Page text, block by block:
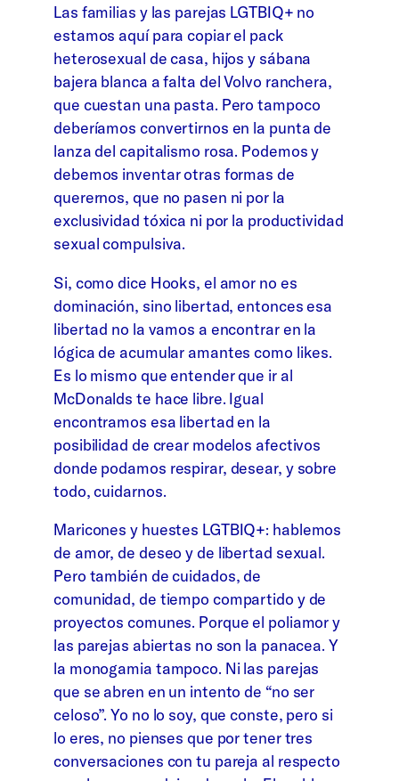
Las familias y las parejas LGTBIQ+ no
estamos aquí para copiar el pack
heterosexual de casa, hijos y sábana
bajera blanca a falta del Volvo ranchera,
que cuestan una pasta. Pero tampoco
deberíamos convertirnos en la punta de
lanza del capitalismo rosa. Podemos y
debemos inventar otras formas de
querernos, que no pasen ni por la
exclusividad tóxica ni por la productividad
sexual compulsiva.
Si, como dice Hooks, el amor no es
dominación, sino libertad, entonces esa
libertad no la vamos a encontrar en la
lógica de acumular amantes como likes.
Es lo mismo que entender que ir al
McDonalds te hace libre. Igual
encontramos esa libertad en la
posibilidad de crear modelos afectivos
donde podamos respirar, desear, y sobre
todo, cuidarnos.
Maricones y huestes LGTBIQ+: hablemos
de amor, de deseo y de libertad sexual.
Pero también de cuidados, de
comunidad, de tiempo compartido y de
proyectos comunes. Porque el poliamor y
las parejas abiertas no son la panacea. Y
la monogamia tampoco. Ni las parejas
que se abren en un intento de “no ser
celoso”. Yo no lo soy, que conste, pero si
lo eres, no pienses que por tener tres
conversaciones con tu pareja al respecto